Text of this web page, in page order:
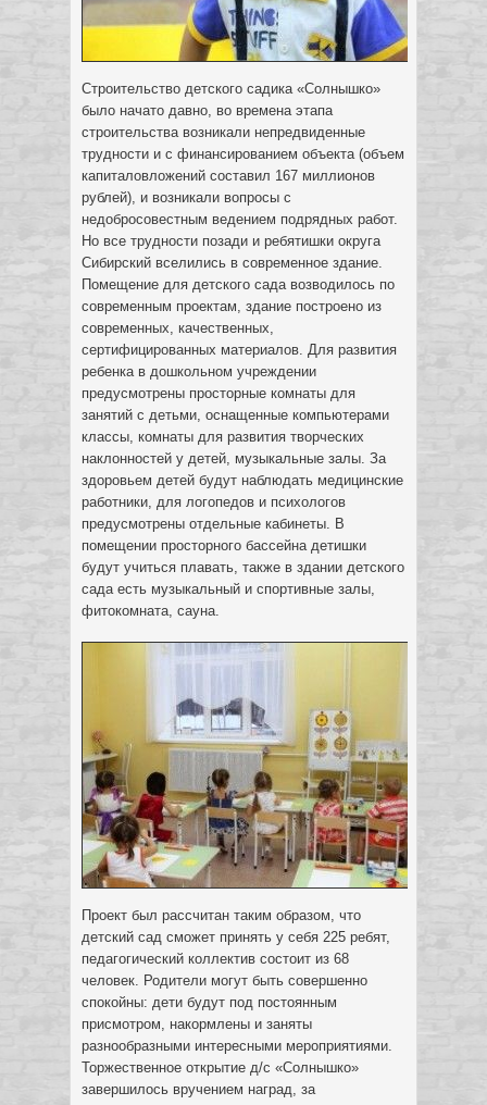
Строительство детского садика «Солнышко»
было начато давно, во времена этапа
строительства возникали непредвиденные
трудности и с финансированием объекта (объем
капиталовложений составил 167 миллионов
рублей), и возникали вопросы с
недобросовестным ведением подрядных работ.
Но все трудности позади и ребятишки округа
Сибирский вселились в современное здание.
Помещение для детского сада возводилось по
современным проектам, здание построено из
современных, качественных,
сертифицированных материалов. Для развития
ребенка в дошкольном учреждении
предусмотрены просторные комнаты для
занятий с детьми, оснащенные компьютерами
классы, комнаты для развития творческих
наклонностей у детей, музыкальные залы. За
здоровьем детей будут наблюдать медицинские
работники, для логопедов и психологов
предусмотрены отдельные кабинеты. В
помещении просторного бассейна детишки
будут учиться плавать, также в здании детского
сада есть музыкальный и спортивные залы,
фитокомната, сауна.
Проект был рассчитан таким образом, что
детский сад сможет принять у себя 225 ребят,
педагогический коллектив состоит из 68
человек. Родители могут быть совершенно
спокойны: дети будут под постоянным
присмотром, накормлены и заняты
разнообразными интересными мероприятиями.
Торжественное открытие д/с «Солнышко»
завершилось вручением наград, за